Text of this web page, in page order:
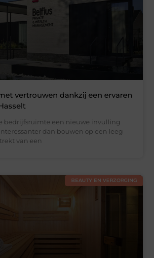
vertrouwen dankzij een ervaren
bedrijfsruimte een nieuwe invulling
dan bouwen op een leeg
van een
BEAUTY EN VERZORGING